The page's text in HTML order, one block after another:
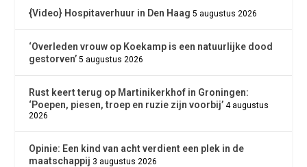
{Video} Hospitaverhuur in Den Haag 5 augustus 2026
‘Overleden vrouw op Koekamp is een natuurlijke dood
gestorven’ 5 augustus 2026
Rust keert terug op Martinikerkhof in Groningen:
‘Poepen, piesen, troep en ruzie zijn voorbij’ 4 augustus
2026
Opinie: Een kind van acht verdient een plek in de
maatschappij 3 augustus 2026